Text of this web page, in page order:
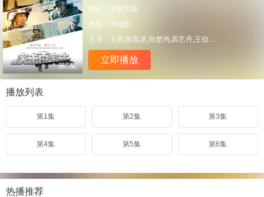
第6集
地区： 中国大陆
类型： 内地剧
主演： 王帅,陈奕丞,孙楚鸿,高艺丹,王劲松,宋楚炎,宋晨,邹俊百,张耀宇,李镇泽
立即播放
播放列表
第1集 第2集 第3集
第4集 第5集 第6集
热播推荐